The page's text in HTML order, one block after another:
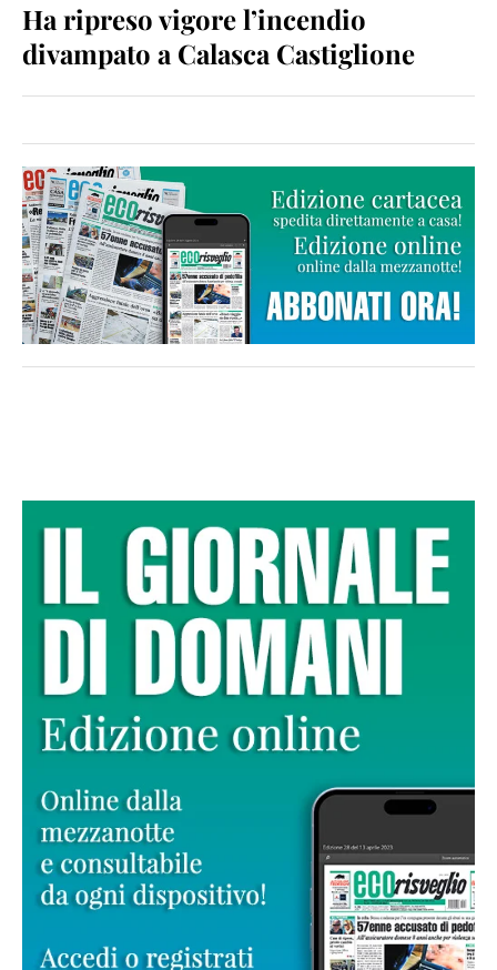
Ha ripreso vigore l’incendio
divampato a Calasca Castiglione